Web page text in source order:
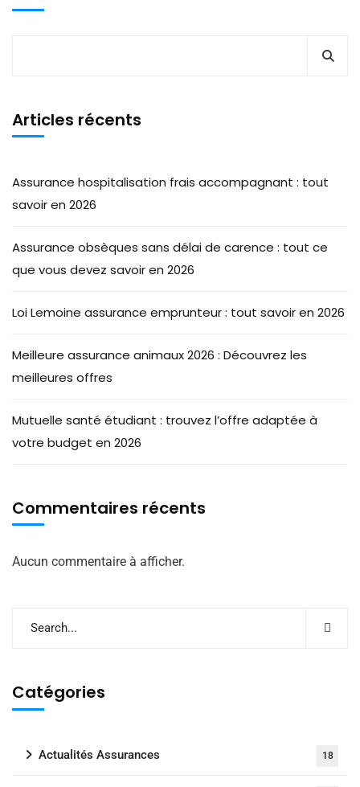
Articles récents
Assurance hospitalisation frais accompagnant : tout
savoir en 2026
Assurance obsèques sans délai de carence : tout ce
que vous devez savoir en 2026
Loi Lemoine assurance emprunteur : tout savoir en 2026
Meilleure assurance animaux 2026 : Découvrez les
meilleures offres
Mutuelle santé étudiant : trouvez l’offre adaptée à
votre budget en 2026
Commentaires récents
Aucun commentaire à afficher.
Catégories
Actualités Assurances 18